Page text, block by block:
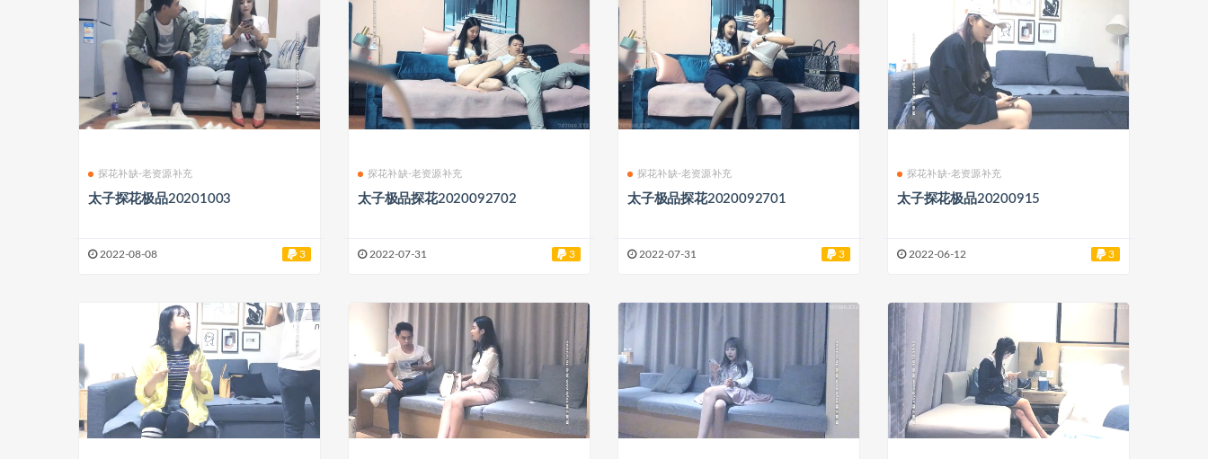
探花补缺-老资源补充
太子探花极品20201003
2022-08-08 3
探花补缺-老资源补充
太子极品探花2020092702
2022-07-31 3
探花补缺-老资源补充
太子极品探花2020092701
2022-07-31 3
探花补缺-老资源补充
太子探花极品20200915
2022-06-12 3